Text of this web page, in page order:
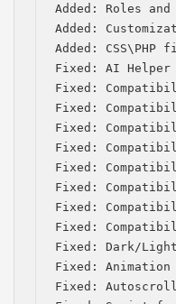
Added: Roles
Added:
Added:
Fixed: AI
Fixed:
Fixed:
Fixed:
Fixed:
Fixed:
Fixed:
Fixed:
Fixed:
Fixed: Dark/
Fixed: Animation
Fixed: